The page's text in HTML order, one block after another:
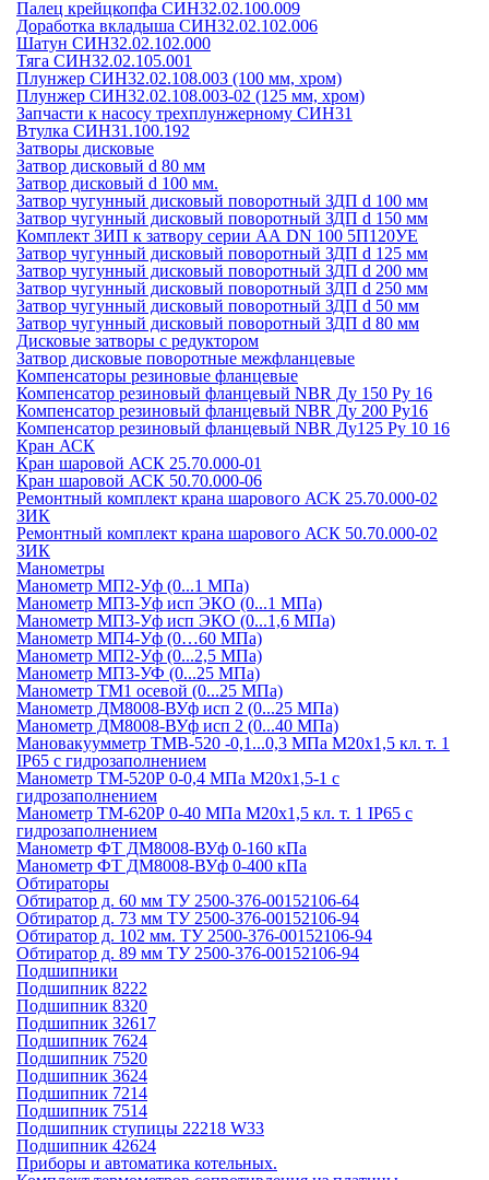
Палец крейцкопфа СИН32.02.100.009
Доработка вкладыша СИН32.02.102.006
Шатун СИН32.02.102.000
Тяга СИН32.02.105.001
Плунжер СИН32.02.108.003 (100 мм, хром)
Плунжер СИН32.02.108.003-02 (125 мм, хром)
Запчасти к насосу трехплунжерному СИН31
Втулка СИН31.100.192
Затворы дисковые
Затвор дисковый d 80 мм
Затвор дисковый d 100 мм.
Затвор чугунный дисковый поворотный ЗДП d 100 мм
Затвор чугунный дисковый поворотный ЗДП d 150 мм
Комплект ЗИП к затвору серии АА DN 100 5П120УЕ
Затвор чугунный дисковый поворотный ЗДП d 125 мм
Затвор чугунный дисковый поворотный ЗДП d 200 мм
Затвор чугунный дисковый поворотный ЗДП d 250 мм
Затвор чугунный дисковый поворотный ЗДП d 50 мм
Затвор чугунный дисковый поворотный ЗДП d 80 мм
Дисковые затворы с редуктором
Затвор дисковые поворотные межфланцевые
Компенсаторы резиновые фланцевые
Компенсатор резиновый фланцевый NBR Ду 150 Ру 16
Компенсатор резиновый фланцевый NBR Ду 200 Ру16
Компенсатор резиновый фланцевый NBR Ду125 Ру 10 16
Кран АСК
Кран шаровой АСК 25.70.000-01
Кран шаровой АСК 50.70.000-06
Ремонтный комплект крана шарового АСК 25.70.000-02
ЗИК
Ремонтный комплект крана шарового АСК 50.70.000-02
ЗИК
Манометры
Манометр МП2-Уф (0...1 МПа)
Манометр МП3-Уф исп ЭКО (0...1 МПа)
Манометр МП3-Уф исп ЭКО (0...1,6 МПа)
Манометр МП4-Уф (0…60 МПа)
Манометр МП2-Уф (0...2,5 МПа)
Манометр МП3-УФ (0...25 МПа)
Манометр ТМ1 осевой (0...25 МПа)
Манометр ДМ8008-ВУф исп 2 (0...25 МПа)
Манометр ДМ8008-ВУф исп 2 (0...40 МПа)
Мановакуумметр ТМВ-520 -0,1...0,3 МПа М20х1,5 кл. т. 1
IP65 c гидрозаполнением
Манометр ТМ-520Р 0-0,4 МПа М20х1,5-1 c
гидрозаполнением
Манометр ТМ-620Р 0-40 МПа М20х1,5 кл. т. 1 IP65 c
гидрозаполнением
Манометр ФТ ДМ8008-ВУф 0-160 кПа
Манометр ФТ ДМ8008-ВУф 0-400 кПа
Обтираторы
Обтиратор д. 60 мм ТУ 2500-376-00152106-64
Обтиратор д. 73 мм ТУ 2500-376-00152106-94
Обтиратор д. 102 мм. ТУ 2500-376-00152106-94
Обтиратор д. 89 мм ТУ 2500-376-00152106-94
Подшипники
Подшипник 8222
Подшипник 8320
Подшипник 32617
Подшипник 7624
Подшипник 7520
Подшипник 3624
Подшипник 7214
Подшипник 7514
Подшипник ступицы 22218 W33
Подшипник 42624
Приборы и автоматика котельных.